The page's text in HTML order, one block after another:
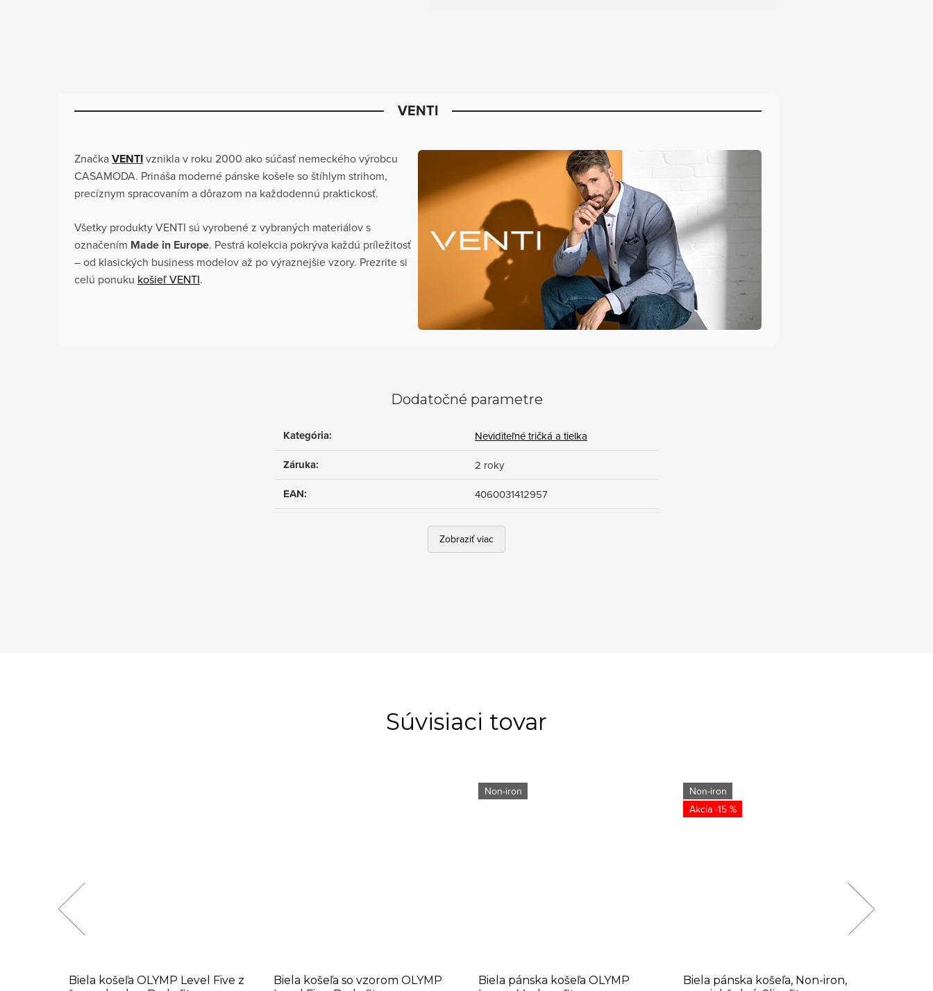
VENTI
ZnačkaVENTIvznikla v roku 2000 ako súčasť nemeckého výrobcu
CASAMODA. Prináša moderné pánske košele so štíhlym strihom,
precíznym spracovaním a dôrazom na každodennú praktickosť.
Všetky produkty VENTI sú vyrobené z vybraných materiálov s
označením Made in Europe. Pestrá kolekcia pokrýva každú príležitosť
– od klasických business modelov až po výraznejšie vzory. Prezrite si
celú ponuku košieľ VENTI.
Dodatočné parametre
Kategória: Neviditeľné tričká a tielka
Záruka: 2 roky
EAN: 4060031412957
Zobraziť viac
Súvisiaci tovar
Biela košeľa OLYMP Level Five z
Biela košeľa so vzorom OLYMP
Non-iron
Biela pánska košeľa OLYMP
Non-iron
-15 %
Biela pánska košeľa, Non-iron,